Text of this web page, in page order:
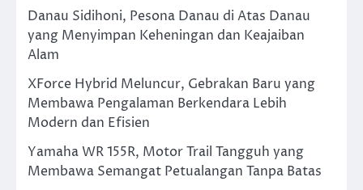
Danau Sidihoni, Pesona Danau di Atas Danau
yang Menyimpan Keheningan dan Keajaiban
Alam
XForce Hybrid Meluncur, Gebrakan Baru yang
Membawa Pengalaman Berkendara Lebih
Modern dan Efisien
Yamaha WR 155R, Motor Trail Tangguh yang
Membawa Semangat Petualangan Tanpa Batas